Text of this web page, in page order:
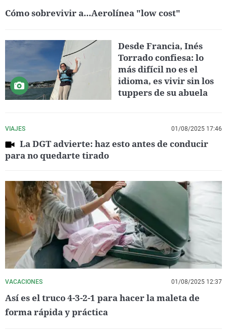
Cómo sobrevivir a...Aerolínea "low cost"
Desde Francia, Inés
Torrado confiesa: lo
más difícil no es el
idioma, es vivir sin los
tuppers de su abuela
VIAJES 01/08/2025 17:46
La DGT advierte: haz esto antes de conducir
para no quedarte tirado
VACACIONES 01/08/2025 12:37
Así es el truco 4-3-2-1 para hacer la maleta de
forma rápida y práctica